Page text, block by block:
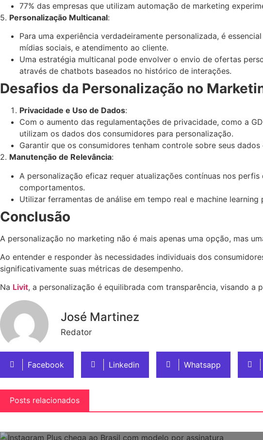
77% das empresas que utilizam automação de marketing
5. Personalização Multicanal:
Para uma experiência verdadeiramente personalizada, é
mídias sociais, e atendimento ao cliente.
Uma estratégia multicanal pode envolver o envio de ofertas
através de chatbots baseados no histórico de interações.
Desafios da Personalização no
Privacidade e Uso de Dados:
Com o aumento das regulamentações de privacidade, como a
utilizam os dados dos consumidores para personalização.
Garantir que os consumidores tenham controle sobre seus
2. Manutenção de Relevância:
A personalização eficaz requer atualizações contínuas nos
comportamentos.
Utilizar ferramentas de análise em tempo real e machine
Conclusão
A personalização no marketing não é mais apenas uma opção, mas
Ao entender e responder às necessidades individuais dos
significativamente suas métricas de desempenho.
Na Livit, a personalização é equilibrada com transparência, visando
José Martinez
Redator
Facebook Linkedin Whatsapp
Posts relacionados